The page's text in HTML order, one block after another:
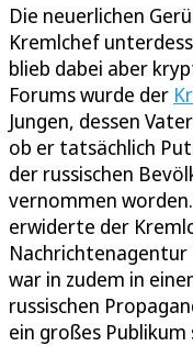
Die neuerlichen
Kremlchef
blieb dabei aber
Forums wurde der
Jungen, dessen
ob er tatsächlich
der russischen
vernommen
erwiderte der
Nachrichtenagentur
war in zudem in
russischen
ein großes Publikum